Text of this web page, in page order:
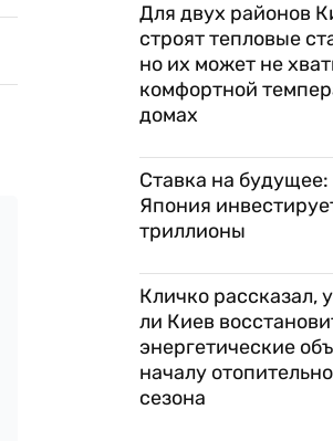
Для двух районов
строят тепловые
но их может не
комфортной
домах
Ставка на будущее:
Япония
триллионы
Кличко рассказал,
ли Киев
энергетические
началу
сезона